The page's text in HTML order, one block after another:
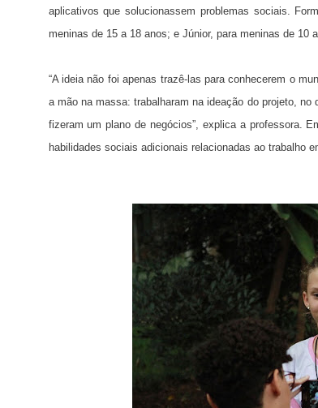
aplicativos que solucionassem problemas sociais.
meninas de 15 a 18 anos; e Júnior, para meninas de 10
“A ideia não foi apenas trazê-las para conhecerem o
a mão na massa: trabalharam na ideação do projeto,
fizeram um plano de negócios”, explica a professora.
habilidades sociais adicionais relacionadas ao trabalho